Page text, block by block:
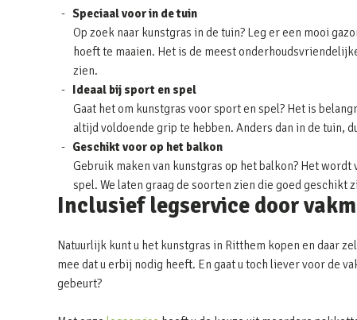
Speciaal voor in de tuin
Op zoek naar kunstgras in de tuin? Leg er een mooi
hoeft te maaien. Het is de meest
zien.
Ideaal bij sport en spel
Gaat het om kunstgras voor sport en spel? Het is
altijd voldoende grip te hebben. Anders dan in de tuin,
Geschikt voor op het balkon
Gebruik maken van kunstgras op het balkon? Het
spel. We laten graag de soorten zien die goed geschikt
Inclusief legservice door
Natuurlijk kunt u het kunstgras in Ritthem kopen en daar
mee dat u erbij nodig heeft. En gaat u toch liever voor de
gebeurt?